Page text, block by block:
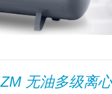
ZM 无油多级离